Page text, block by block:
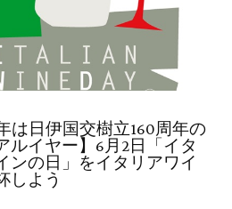
は日伊国交樹立160周年の
ルイヤー】6月2日「イタ
ンの日」をイタリアワイ
しよう